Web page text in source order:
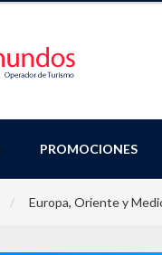
PROMOCIONES
Europa, Oriente y